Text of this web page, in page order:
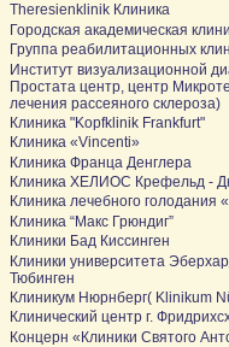
Theresienklinik Клиника
Городская академическая
Группа реабилитационных
Институт визуализационной
Простата центр, центр
лечения рассеяного склероза)
Клиника "Kopfklinik Frankfurt"
Клиника «Vincenti»
Клиника Франца Денглера
Клиника ХЕЛИОС Крефельд -
Клиника лечебного голодания
Клиника “Макс Грюндиг”
Клиники Бад Киссинген
Клиники университета
Тюбинген
Клиникум Нюрнберг( Klinikum
Клинический центр г.
Концерн «Клиники Святого